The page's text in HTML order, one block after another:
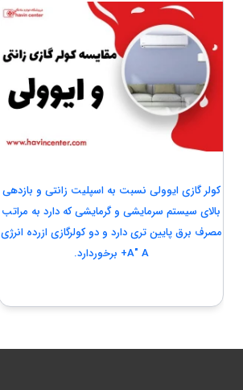
کولر گازی ایوولی نسبت به اسپلیت زانتی و بازدهی
بالای سیستم سرمایشی و گرمایشی که دارد به مراتب
مصرف برق پایین تری دارد و دو کولرگازی ازرده انرژی
A" A+ برخوردارد.